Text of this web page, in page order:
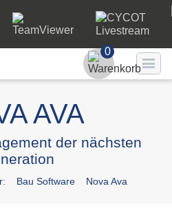
0
AVA
der nächsten
Bau Software Nova Ava